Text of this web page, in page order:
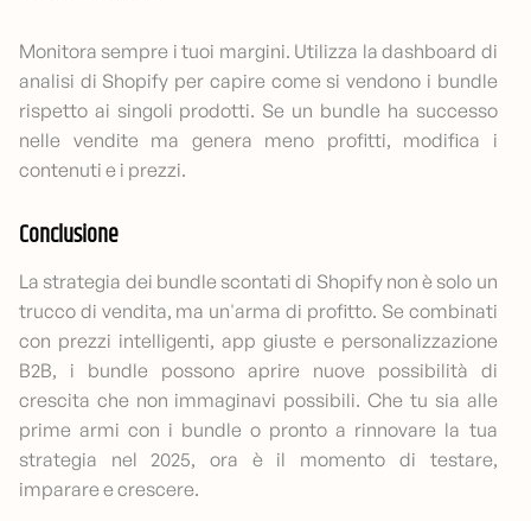
Monitora sempre i tuoi margini. Utilizza la dashboard di
analisi di Shopify per capire come si vendono i bundle
rispetto ai singoli prodotti. Se un bundle ha successo
nelle vendite ma genera meno profitti, modifica i
contenuti e i prezzi.
Conclusione
La strategia dei bundle scontati di Shopify non è solo un
trucco di vendita, ma un'arma di profitto. Se combinati
con prezzi intelligenti, app giuste e personalizzazione
B2B, i bundle possono aprire nuove possibilità di
crescita che non immaginavi possibili. Che tu sia alle
prime armi con i bundle o pronto a rinnovare la tua
strategia nel 2025, ora è il momento di testare,
imparare e crescere.